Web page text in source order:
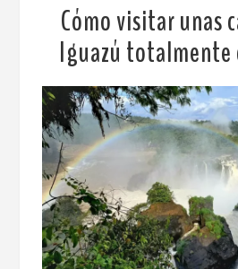
Cómo visitar unas
Iguazú totalmente